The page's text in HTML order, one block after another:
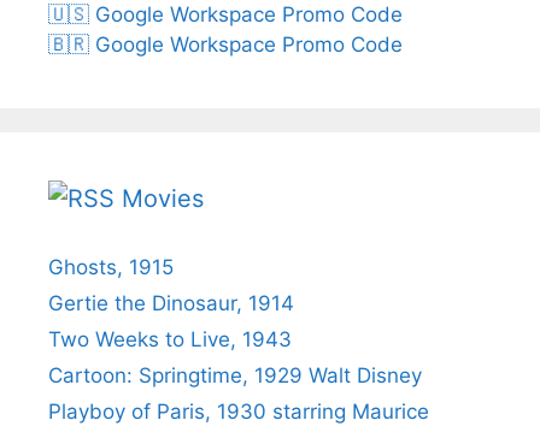
🇺🇸 Google Workspace Promo Code
🇧🇷 Google Workspace Promo Code
Movies
Ghosts, 1915
Gertie the Dinosaur, 1914
Two Weeks to Live, 1943
Cartoon: Springtime, 1929 Walt Disney
Playboy of Paris, 1930 starring Maurice